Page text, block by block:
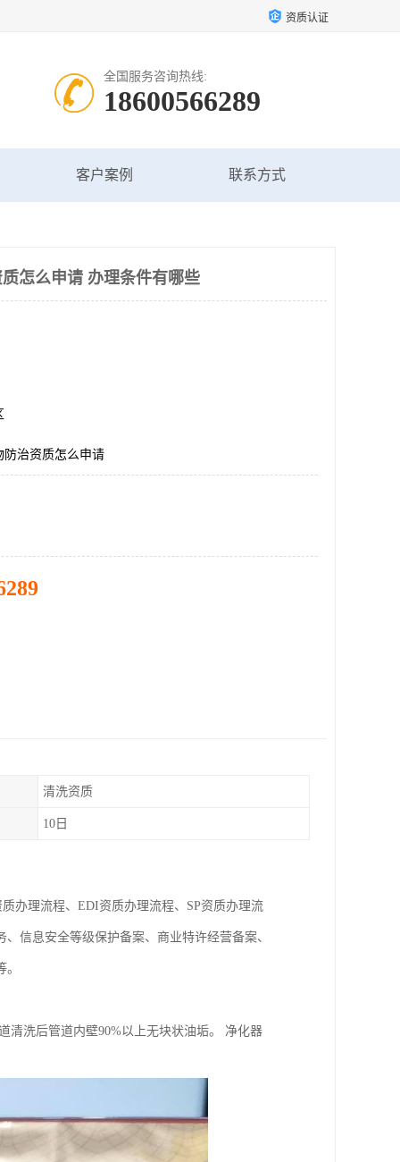
资质认证
全国服务咨询热线:
18600566289
客户案例 联系方式
怎么申请 办理条件有哪些
防治资质怎么申请
清洗资质
10日
办理流程、EDI资质办理流程、SP资质办理流
信息安全等级保护备案、商业特许经营备案、
清洗后管道内壁90%以上无块状油垢。 净化器